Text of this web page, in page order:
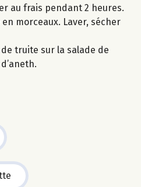
au frais pendant 2 heures.
morceaux. Laver, sécher
truite sur la salade de